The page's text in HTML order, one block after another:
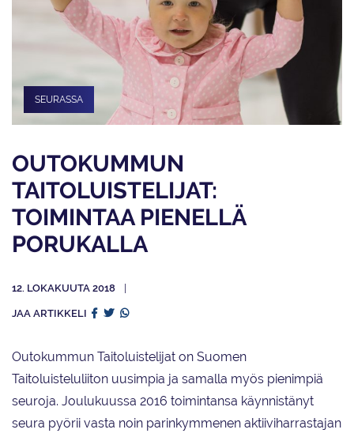
SEURASSA
OUTOKUMMUN
TAITOLUISTELIJAT:
TOIMINTAA PIENELLÄ
PORUKALLA
12. LOKAKUUTA 2018
JAA ARTIKKELI
Outokummun Taitoluistelijat on Suomen
Taitoluisteluliiton uusimpia ja samalla myös pienimpiä
seuroja. Joulukuussa 2016 toimintansa käynnistänyt
seura pyörii vasta noin parinkymmenen aktiiviharrastajan